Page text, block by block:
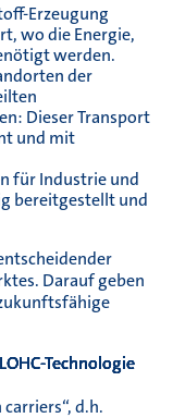
Erzeugung
wo die Energie,
werden.
der
Dieser Transport
und mit
für Industrie und
bereitgestellt und
Darauf geben
Technologie
d.h.